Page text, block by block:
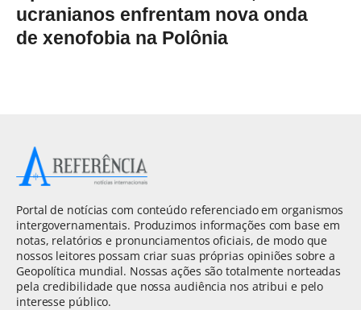
ucranianos enfrentam nova onda
de xenofobia na Polônia
Portal de notícias com conteúdo referenciado em organismos
intergovernamentais. Produzimos informações com base em
notas, relatórios e pronunciamentos oficiais, de modo que
nossos leitores possam criar suas próprias opiniões sobre a
Geopolítica mundial. Nossas ações são totalmente norteadas
pela credibilidade que nossa audiência nos atribui e pelo
interesse público.